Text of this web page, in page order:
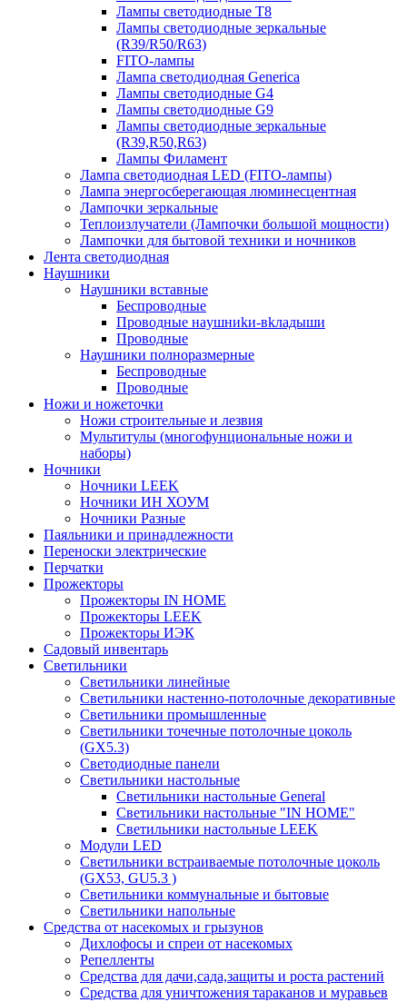
Лампы светодиодные T8
Лампы светодиодные зеркальные
(R39/R50/R63)
FITO-лампы
Лампа светодиодная Generica
Лампы светодиодные G4
Лампы светодиодные G9
Лампы светодиодные зеркальные
(R39,R50,R63)
Лампы Филамент
Лампа светодиодная LED (FITO-лампы)
Лампа энергосберегающая люминесцентная
Лампочки зеркальные
Теплоизлучатели (Лампочки большой мощности)
Лампочки для бытовой техники и ночников
Лента светодиодная
Наушники
Наушники вставные
Беспроводные
Пpoвoдныe нayшниkи-вkлaдыши
Проводные
Наушники полноразмерные
Беспроводные
Проводные
Ножи и ножеточки
Ножи строительные и лезвия
Мультитулы (многофунциональные ножи и
наборы)
Ночники
Ночники LEEK
Ночники ИН ХОУМ
Ночники Разные
Паяльники и принадлежности
Переноски электрические
Перчатки
Прожекторы
Прожекторы IN HOME
Прожекторы LEEK
Прожекторы ИЭК
Садовый инвентарь
Светильники
Светильники линейные
Светильники настенно-потолочные декоративные
Светильники промышленные
Светильники точечные потолочные цоколь
(GX5.3)
Светодиодные панели
Cветильники настольные
Светильники настольные General
Светильники настольные "IN HOME"
Светильники настольные LEEK
Модули LED
Светильники встраиваемые потолочные цоколь
(GX53, GU5.3 )
Светильники коммунальные и бытовые
Светильники напольные
Средства от насекомых и грызунов
Дихлофосы и спреи от насекомых
Репелленты
Средства для дачи,сада,защиты и роста растений
Средства для уничтожения тараканов и муравьев